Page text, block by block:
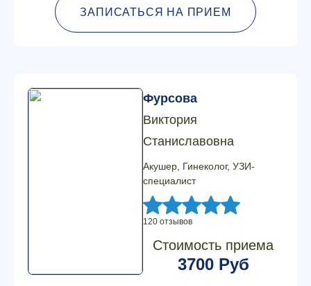
ЗАПИСАТЬСЯ НА ПРИЕМ
Фурсова
Виктория
Станиславовна
Акушер, Гинеколог, УЗИ-
специалист
120 отзывов
Стоимость приема
3700 Руб